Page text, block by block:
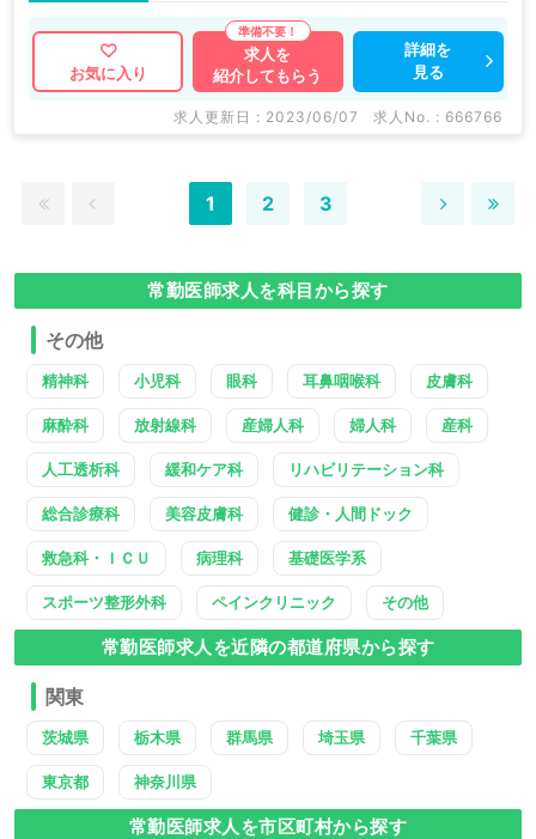
お気に入り
求人を
紹介してもらう
詳細を
見る
求人更新日 : 2023/06/07 求人No. : 666766
1 2 3
常勤医師求人を科目から探す
その他
精神科 小児科 眼科 耳鼻咽喉科 皮膚科
麻酔科 放射線科 産婦人科 婦人科 産科
人工透析科 緩和ケア科 リハビリテーション科
総合診療科 美容皮膚科 健診・人間ドック
救急科・ＩＣＵ 病理科 基礎医学系
スポーツ整形外科 ペインクリニック その他
常勤医師求人を近隣の都道府県から探す
関東
茨城県 栃木県 群馬県 埼玉県 千葉県
東京都 神奈川県
常勤医師求人を市区町村から探す